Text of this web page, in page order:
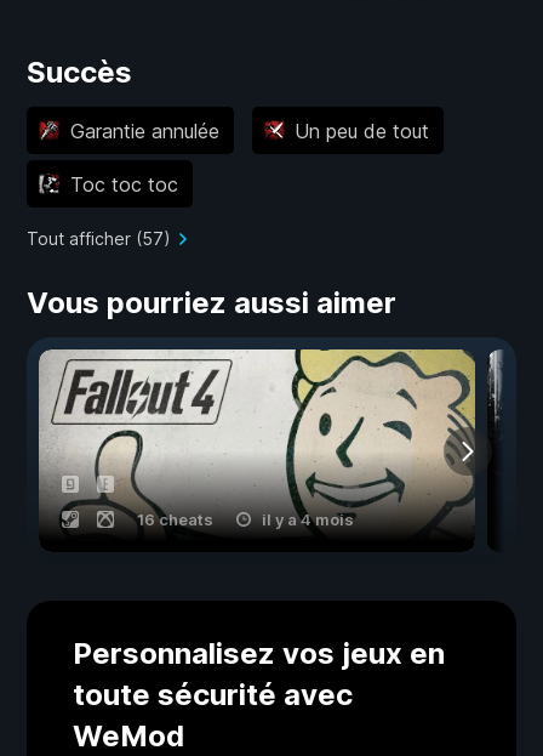
Succès
Garantie annulée Un peu de tout
Toc toc toc
Tout afficher (57)
Vous pourriez aussi aimer
16 cheats il y a 4 mois
Personnalisez vos jeux en
toute sécurité avec
WeMod